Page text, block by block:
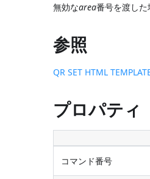
無効なarea番号を渡した
参照
QR SET HTML
プロパティ
コマンド番号